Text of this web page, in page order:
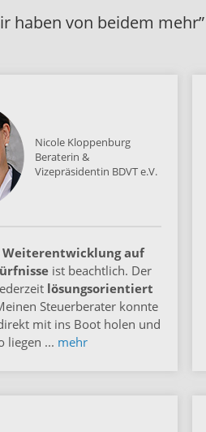
haben von beidem mehr”
Nicole Kloppenburg
Beraterin &
Vizepräsidentin BDVT e.V.
Weiterentwicklung auf
ist beachtlich. Der
lösungsorientiert
Steuerberater konnte
mit ins Boot holen und
liegen ... mehr